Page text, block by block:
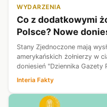
WYDARZENIA
Co z dodatkowymi
Polsce? Nowe
Stany Zjednoczone mają
amerykańskich żołnierzy w
doniesień "Dziennika Gazety
stałej bazy USA.
Interia Fakty